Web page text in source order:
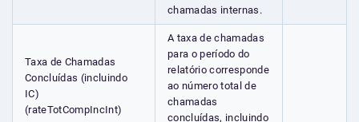
chamadas internas.
Taxa de Chamadas
Concluídas (incluindo
IC)
(rateTotCompIncInt)
A taxa de chamadas
para o período do
relatório corresponde
ao número total de
chamadas
concluídas, incluindo